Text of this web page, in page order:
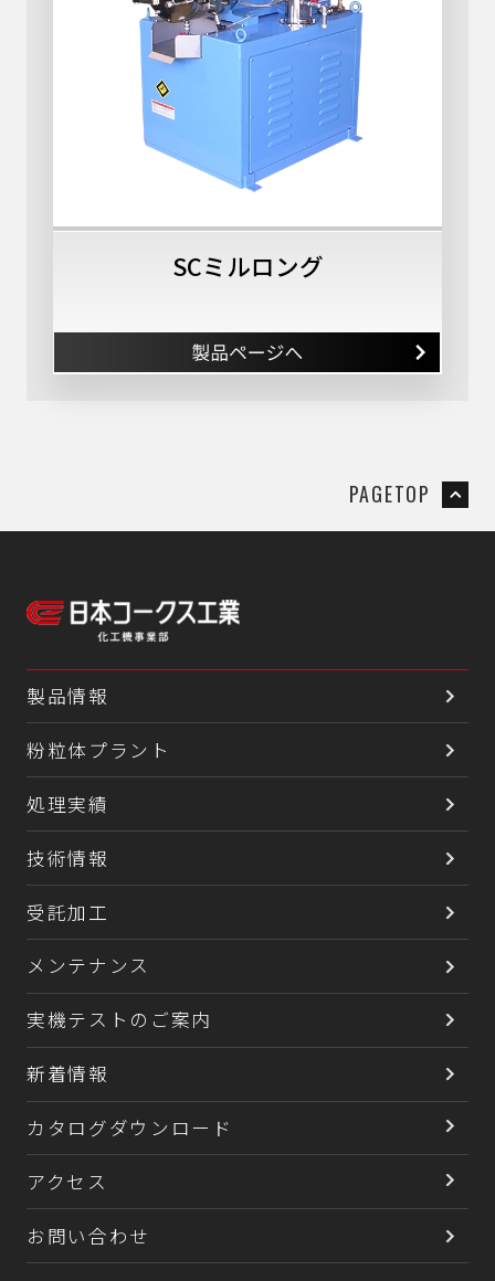
SCミルロング
PAGETOP
製品情報
粉粒体プラント
処理実績
技術情報
受託加工
メンテナンス
実機テストのご案内
新着情報
カタログダウンロード
アクセス
お問い合わせ